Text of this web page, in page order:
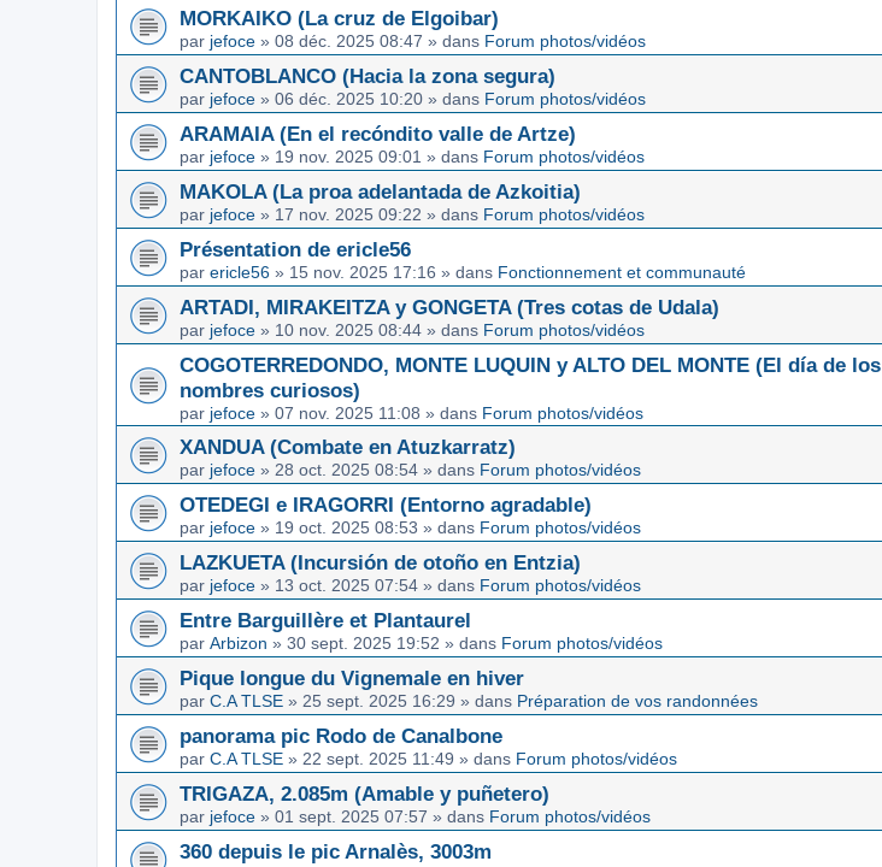
MORKAIKO (La cruz de Elgoibar)
par jefoce » 08 déc. 2025 08:47 » dans Forum photos/vidéos
CANTOBLANCO (Hacia la zona segura)
par jefoce » 06 déc. 2025 10:20 » dans Forum photos/vidéos
ARAMAIA (En el recóndito valle de Artze)
par jefoce » 19 nov. 2025 09:01 » dans Forum photos/vidéos
MAKOLA (La proa adelantada de Azkoitia)
par jefoce » 17 nov. 2025 09:22 » dans Forum photos/vidéos
Présentation de ericle56
par ericle56 » 15 nov. 2025 17:16 » dans Fonctionnement et communauté
ARTADI, MIRAKEITZA y GONGETA (Tres cotas de Udala)
par jefoce » 10 nov. 2025 08:44 » dans Forum photos/vidéos
COGOTERREDONDO, MONTE LUQUIN y ALTO DEL MONTE (El día de los
nombres curiosos)
par jefoce » 07 nov. 2025 11:08 » dans Forum photos/vidéos
XANDUA (Combate en Atuzkarratz)
par jefoce » 28 oct. 2025 08:54 » dans Forum photos/vidéos
OTEDEGI e IRAGORRI (Entorno agradable)
par jefoce » 19 oct. 2025 08:53 » dans Forum photos/vidéos
LAZKUETA (Incursión de otoño en Entzia)
par jefoce » 13 oct. 2025 07:54 » dans Forum photos/vidéos
Entre Barguillère et Plantaurel
par Arbizon » 30 sept. 2025 19:52 » dans Forum photos/vidéos
Pique longue du Vignemale en hiver
par C.A TLSE » 25 sept. 2025 16:29 » dans Préparation de vos randonnées
panorama pic Rodo de Canalbone
par C.A TLSE » 22 sept. 2025 11:49 » dans Forum photos/vidéos
TRIGAZA, 2.085m (Amable y puñetero)
par jefoce » 01 sept. 2025 07:57 » dans Forum photos/vidéos
360 depuis le pic Arnalès, 3003m